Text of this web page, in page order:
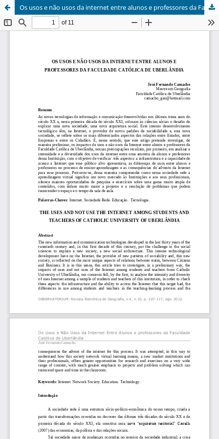
Os usos e não usos da internet entre alunos e professores da Faculdade Católica de Uberlândia / The uses and not use the internet among students and teachers of Catholic University of Uberlândia